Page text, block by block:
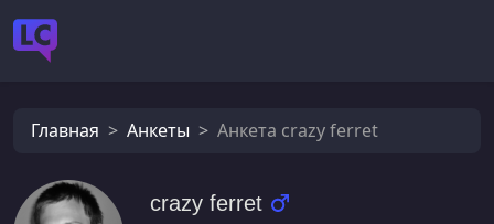
Главная Анкеты Анкета crazy ferret
crazy ferret